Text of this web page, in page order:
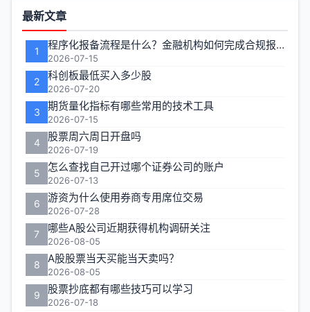
理】
文
章
列
表
-
第
页
功
能
区
最新文章
1 程序化报备流程是什么？金融机构如何完成合规报备
2026-07-15
2 科创板最低买入多少股
2026-07-20
3 期货量化指标有哪些常用的技术工具
2026-07-15
4 股票周六周日开盘吗
2026-07-19
5 怎么查找自己开过哪个证券公司的账户
2026-07-13
6 游资为什么使用券商专用席位交易
2026-07-28
7 哪些A股公司近期获得机构调研关注
2026-08-05
8 A股股票当天买能当天卖吗？
2026-08-05
9 股票抄底都有哪些技巧可以学习
2026-07-18